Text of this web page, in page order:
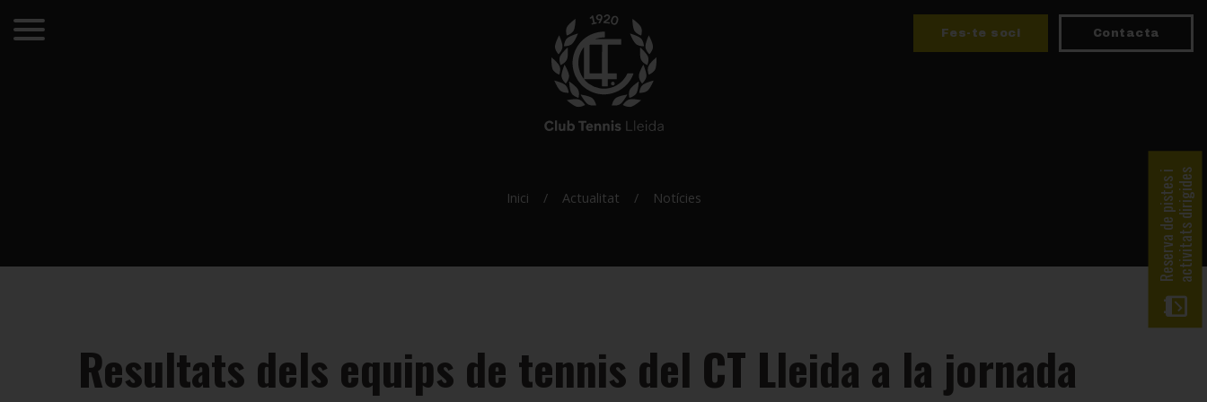
Reserva de pistes iactivitats dirigides
Fes-te soci Contacta
Inici Actualitat Notícies
Resultats dels equips de tennis del CT Lleida a la jornada